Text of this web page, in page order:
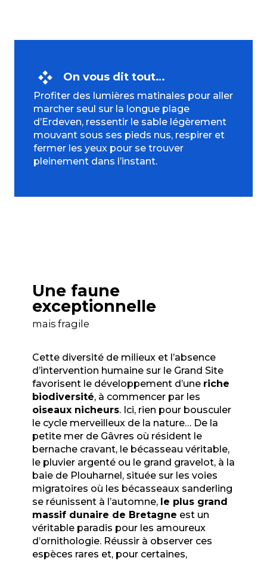
On vous dit tout…
Profiter des lumières matinales pour aller
marcher seul sur la longue plage
d’Erdeven, ressentir le sable légèrement
mouvant sous ses pieds nus, respirer et
fermer les yeux pour se trouver
pleinement dans l’instant.
Une faune
exceptionnelle
mais fragile
Cette diversité de milieux et l’absence
d’intervention humaine sur le Grand Site
favorisent le développement d’une riche
biodiversité, à commencer par les
oiseaux nicheurs. Ici, rien pour bousculer
le cycle merveilleux de la nature… De la
petite mer de Gâvres où résident le
bernache cravant, le bécasseau véritable,
le pluvier argenté ou le grand gravelot, à la
baie de Plouharnel, située sur les voies
migratoires où les bécasseaux sanderling
se réunissent à l’automne, le plus grand
massif dunaire de Bretagne est un
véritable paradis pour les amoureux
d’ornithologie. Réussir à observer ces
espèces rares et, pour certaines,